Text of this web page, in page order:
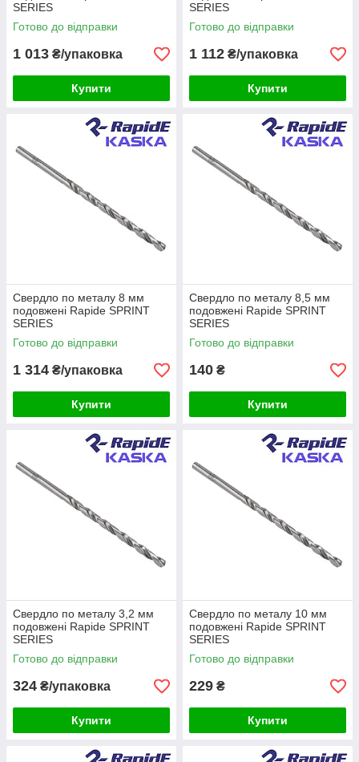
SERIES
Готово до відправки
1 013 ₴/упаковка
Купити
SERIES
Готово до відправки
1 112 ₴/упаковка
Купити
Свердло по металу 8 мм
подовжені Rapide SPRINT
SERIES
Готово до відправки
1 314 ₴/упаковка
Купити
Свердло по металу 8,5 мм
подовжені Rapide SPRINT
SERIES
Готово до відправки
140 ₴
Купити
Свердло по металу 3,2 мм
подовжені Rapide SPRINT
SERIES
Готово до відправки
324 ₴/упаковка
Купити
Свердло по металу 10 мм
подовжені Rapide SPRINT
SERIES
Готово до відправки
229 ₴
Купити